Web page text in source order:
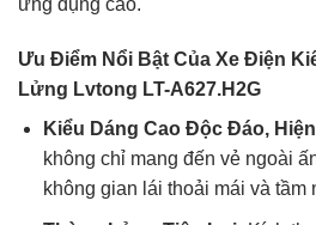
ứng dụng cao.
Ưu Điểm Nổi Bật Của Xe Điện
Lửng Lvtong LT-A627.H2G
Kiểu Dáng Cao Độc Đáo,
không chỉ mang đến vẻ ngoài
không gian lái thoải mái và tầm